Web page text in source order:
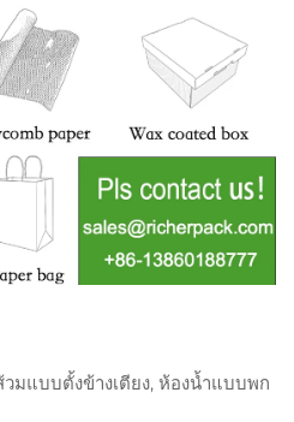
มแบบตั้งข้างเตียง, ห้องน้ำแบบพก